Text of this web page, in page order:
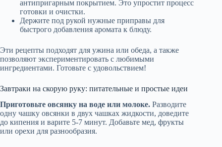
антипригарным покрытием. Это упростит процесс
готовки и очистки.
Держите под рукой нужные приправы для
быстрого добавления аромата к блюду.
Эти рецепты подходят для ужина или обеда, а также
позволяют экспериментировать с любимыми
ингредиентами. Готовьте с удовольствием!
Завтраки на скорую руку: питательные и простые идеи
Приготовьте овсянку на воде или молоке. Разводите
одну чашку овсянки в двух чашках жидкости, доведите
до кипения и варите 5-7 минут. Добавьте мед, фрукты
или орехи для разнообразия.